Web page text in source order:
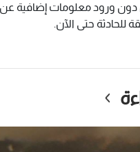
دون ورود معلومات إضافية
للحادثة حتى الآن.